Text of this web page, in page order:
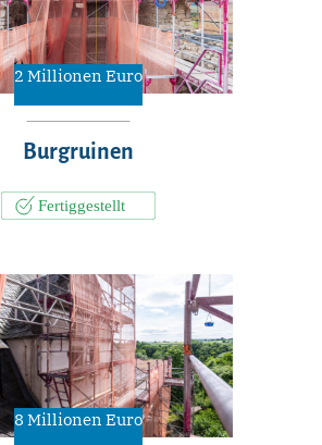
2 Millionen Euro
Burgruinen
8 Millionen Euro